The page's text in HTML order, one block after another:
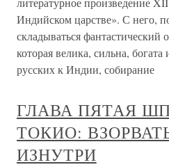
Индийском царстве». С него,
складываться фантастический
которая велика, сильна,
русских к Индии, собирание
ГЛАВА ПЯТАЯ
ТОКИО:
ИЗНУТРИ